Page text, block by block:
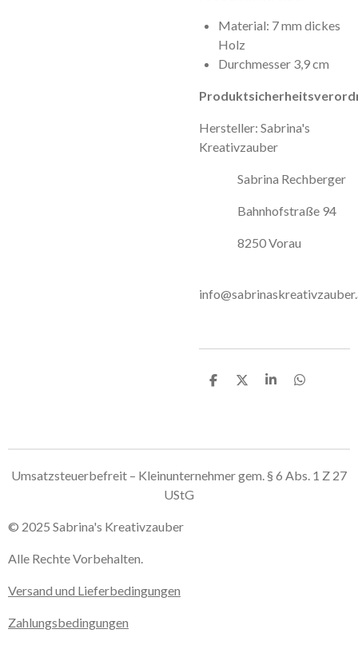
Material: 7 mm dickes
Holz
Durchmesser 3,9 cm
Hersteller: Sabrina's
Kreativzauber
Sabrina Rechberger
Bahnhofstraße 94
8250 Vorau
T
n
T
n
T
n
T
n
Umsatzsteuerbefreit – Kleinunternehmer gem. § 6 Abs. 1 Z 27
UStG
© 2025 Sabrina's Kreativzauber
Alle Rechte Vorbehalten.
Versand und Lieferbedingungen
Zahlungsbedingungen